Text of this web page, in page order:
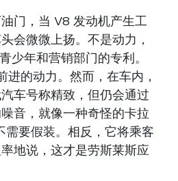
门，当 V8 发动机产生工
会微微上扬。不是动力，
少年和营销部门的专利。
进的动力。然而，在车内，
车号称精致，但仍会通过
音，就像一种奇怪的卡拉
需要假装。相反，它将乘客
地说，这才是劳斯莱斯应